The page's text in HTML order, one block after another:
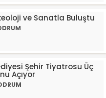
ve Sanatla Buluştu
Şehir Tiyatrosu Üç
Açıyor